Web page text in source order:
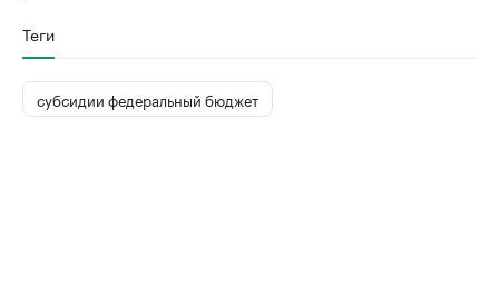
Теги
субсидии федеральный бюджет